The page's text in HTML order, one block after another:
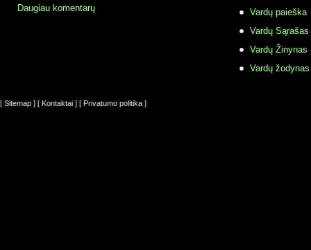
Daugiau komentarų
Vardų paieška
Vardų Sąrašas
Vardų Žinynas
Vardų
[ Sitemap ] [ Kontaktai ] [ Privatumo politika ]